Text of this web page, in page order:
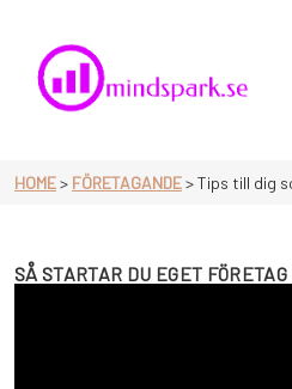
content
HOME> FÖRETAGANDE>Tips till dig
SÅ STARTAR DU EGET FÖRETAG